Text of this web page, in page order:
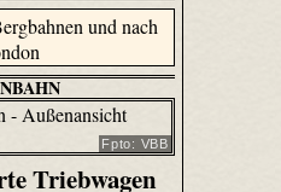
Fpto: VBB
Triebwagen